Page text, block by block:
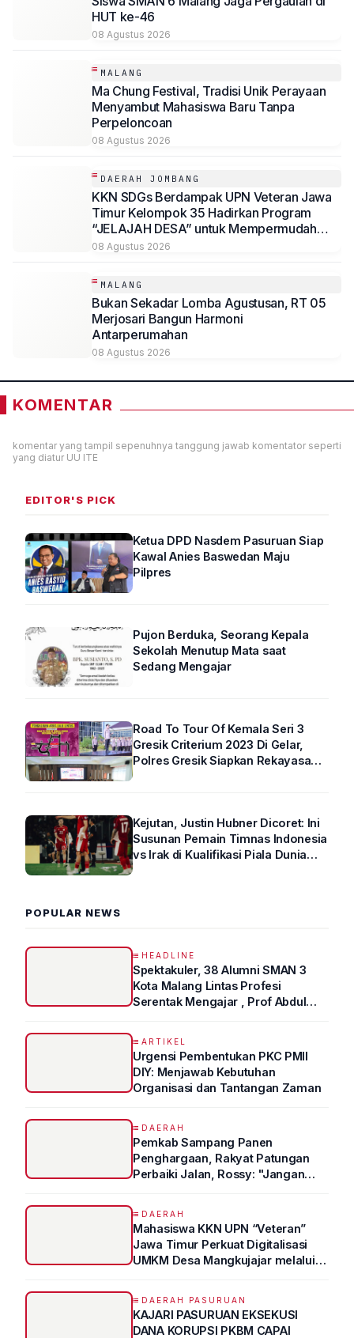
HUT ke-46
08 Agustus 2026
MALANG
Ma Chung Festival, Tradisi Unik Perayaan
Menyambut Mahasiswa Baru Tanpa
Perpeloncoan
08 Agustus 2026
DAERAH JOMBANG
KKN SDGs Berdampak UPN Veteran Jawa
Timur Kelompok 35 Hadirkan Program
“JELAJAH DESA” untuk Mempermudah
Akses Informasi Desa Sambirejo
08 Agustus 2026
MALANG
Bukan Sekadar Lomba Agustusan, RT 05
Merjosari Bangun Harmoni
Antarperumahan
08 Agustus 2026
KOMENTAR
komentar yang tampil sepenuhnya tanggung jawab komentator seperti
yang diatur UU ITE
EDITOR'S PICK
Ketua DPD Nasdem Pasuruan Siap
Kawal Anies Baswedan Maju
Pilpres
Pujon Berduka, Seorang Kepala
Sekolah Menutup Mata saat
Sedang Mengajar
Road To Tour Of Kemala Seri 3
Gresik Criterium 2023 Di Gelar,
Polres Gresik Siapkan Rekayasa
Kejutan, Justin Hubner Dicoret: Ini
Susunan Pemain Timnas Indonesia
vs Irak di Kualifikasi Piala Dunia
POPULAR NEWS
HEADLINE
Spektakuler, 38 Alumni SMAN 3
Kota Malang Lintas Profesi
Serentak Mengajar , Prof Abdul
ARTIKEL
Urgensi Pembentukan PKC PMII
DIY: Menjawab Kebutuhan
Organisasi dan Tantangan Zaman
DAERAH
Pemkab Sampang Panen
Penghargaan, Rakyat Patungan
Perbaiki Jalan, Rossy: "Jangan
DAERAH
Mahasiswa KKN UPN “Veteran”
Jawa Timur Perkuat Digitalisasi
UMKM Desa Mangkujajar melalui
DAERAH PASURUAN
KAJARI PASURUAN EKSEKUSI
DANA KORUPSI PKBM CAPAI